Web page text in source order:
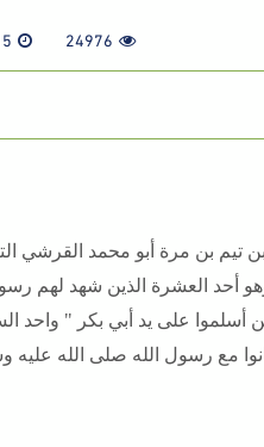
24976
بن مرة أبو محمد القرشي
أحد العشرة الذين شهد لهم
أسلموا على يد أبي بكر " واحد
مع رسول الله صلى الله